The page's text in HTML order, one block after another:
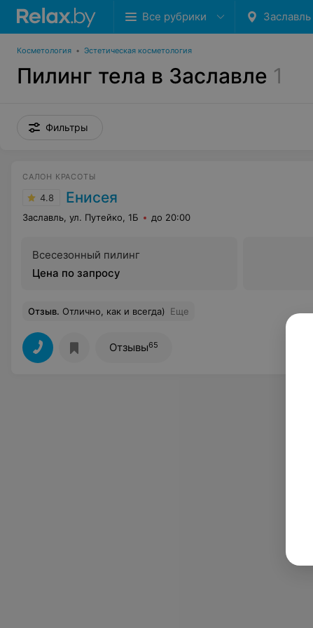
Все рубрики Заславль
Косметология • Эстетическая косметология
Пилинг тела в Заславле 1
Фильтры
САЛОН КРАСОТЫ
4.8 Енисея
Заславль, ул. Путейко, 1Б до 20:00
Всесезонный пилинг
Цена по запросу
Отзыв. Отлично, как и всегда) Еще
Отзывы65